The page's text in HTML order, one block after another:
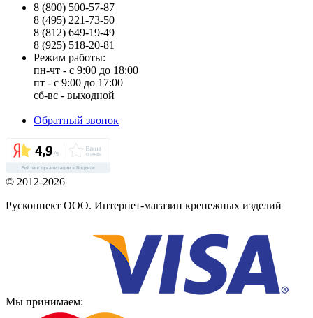
8 (800) 500-57-87
8 (495) 221-73-50
8 (812) 649-19-49
8 (925) 518-20-81
Режим работы:
пн-чт - с 9:00 до 18:00
пт - с 9:00 до 17:00
сб-вс - выходной
Обратный звонок
© 2012-2026
Русконнект ООО. Интернет-магазин крепежных изделий
Мы принимаем: